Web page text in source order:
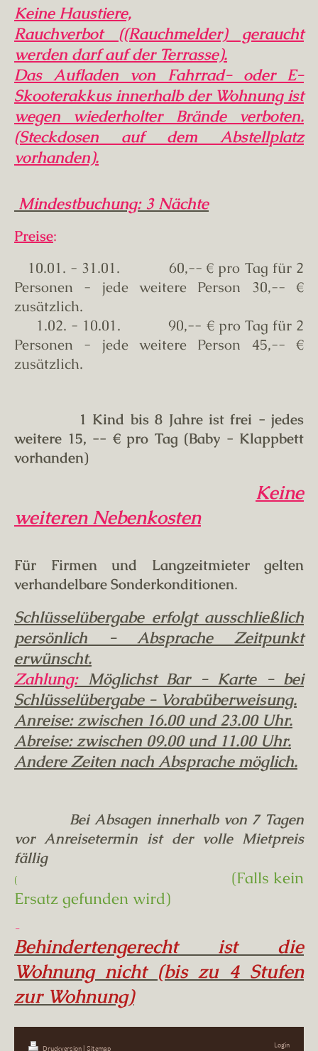
Keine Haustiere,
Rauchverbot ((Rauchmelder) geraucht
werden darf auf der Terrasse).
Das Aufladen von Fahrrad- oder E-
Skooterakkus innerhalb der Wohnung ist
wegen wiederholter Brände verboten.
(Steckdosen auf dem Abstellplatz
vorhanden).
Mindestbuchung: 3 Nächte
Preise:
10.01. - 31.01. 60,-- € pro Tag für 2
Personen - jede weitere Person 30,-- €
zusätzlich.
1.02. - 10.01. 90,-- € pro Tag für 2
Personen - jede weitere Person 45,-- €
zusätzlich.
1 Kind bis 8 Jahre ist frei - jedes
weitere 15, -- € pro Tag (Baby - Klappbett
vorhanden)
Keine
weiteren Nebenkosten
Für Firmen und Langzeitmieter gelten
verhandelbare Sonderkonditionen.
Schlüsselübergabe erfolgt ausschließlich
persönlich - Absprache Zeitpunkt
erwünscht.
Zahlung​:Möglichst Bar - Karte - bei
Schlüsselübergabe - Vorabüberweisung.
Anreise: zwischen 16.00 und 23.00 Uhr.
Abreise: zwischen 09.00 und 11.00 Uhr.
Andere Zeiten nach Absprache möglich.
Bei Absagen innerhalb von 7 Tagen
vor Anreisetermin ist der volle Mietpreis
fällig
( (Falls kein
Ersatz gefunden wird)
-
Behindertengerecht ist die
Wohnung nicht (bis zu 4 Stufen
zur Wohnung)
Druckversion Sitemap
Login